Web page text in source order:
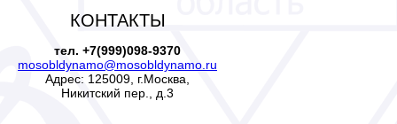
КОНТАКТЫ
тел. +7(999)098-9370
mosobldynamo@mosobldynamo.ru
Адрес: 125009, г.Москва,
Никитский пер., д.3